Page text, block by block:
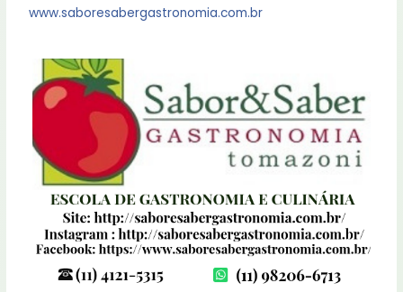
www.saboresabergastronomia.com.br